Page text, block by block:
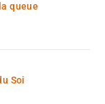
queue
Soi